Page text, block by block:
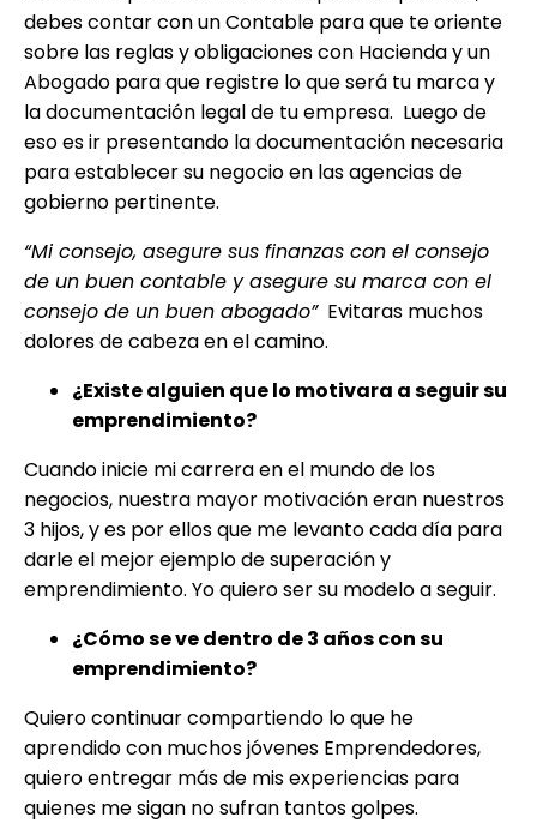
debes contar con un Contable para que te oriente
sobre las reglas y obligaciones con Hacienda y un
Abogado para que registre lo que será tu marca y
la documentación legal de tu empresa. Luego de
eso es ir presentando la documentación necesaria
para establecer su negocio en las agencias de
gobierno pertinente.
“Mi consejo, asegure sus finanzas con el consejo
de un buen contable y asegure su marca con el
consejo de un buen abogado”Evitaras muchos
dolores de cabeza en el camino.
¿Existe alguien que lo motivara a seguir su
emprendimiento?
Cuando inicie mi carrera en el mundo de los
negocios, nuestra mayor motivación eran nuestros
3 hijos, y es por ellos que me levanto cada día para
darle el mejor ejemplo de superación y
emprendimiento. Yo quiero ser su modelo a seguir.
¿Cómo se ve dentro de 3 años con su
emprendimiento?
Quiero continuar compartiendo lo que he
aprendido con muchos jóvenes Emprendedores,
quiero entregar más de mis experiencias para
quienes me sigan no sufran tantos golpes.